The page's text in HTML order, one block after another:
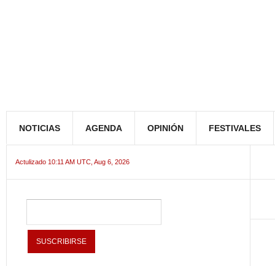
NOTICIAS AGENDA OPINIÓN FESTIVALES
Actulizado 10:11 AM UTC, Aug 6, 2026